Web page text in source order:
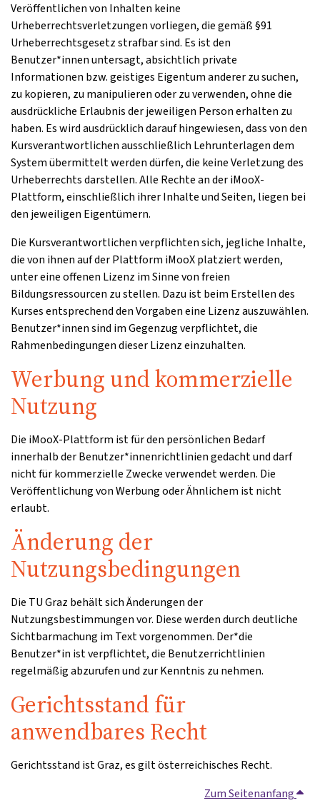
Veröffentlichen von Inhalten keine
Urheberrechtsverletzungen vorliegen, die gemäß §91
Urheberrechtsgesetz strafbar sind. Es ist den
Benutzer*innen untersagt, absichtlich private
Informationen bzw. geistiges Eigentum anderer zu suchen,
zu kopieren, zu manipulieren oder zu verwenden, ohne die
ausdrückliche Erlaubnis der jeweiligen Person erhalten zu
haben. Es wird ausdrücklich darauf hingewiesen, dass von den
Kursverantwortlichen ausschließlich Lehrunterlagen dem
System übermittelt werden dürfen, die keine Verletzung des
Urheberrechts darstellen. Alle Rechte an der iMooX-
Plattform, einschließlich ihrer Inhalte und Seiten, liegen bei
den jeweiligen Eigentümern.
Die Kursverantwortlichen verpflichten sich, jegliche Inhalte,
die von ihnen auf der Plattform iMooX platziert werden,
unter eine offenen Lizenz im Sinne von freien
Bildungsressourcen zu stellen. Dazu ist beim Erstellen des
Kurses entsprechend den Vorgaben eine Lizenz auszuwählen.
Benutzer*innen sind im Gegenzug verpflichtet, die
Rahmenbedingungen dieser Lizenz einzuhalten.
Werbung und kommerzielle
Nutzung
Die iMooX-Plattform ist für den persönlichen Bedarf
innerhalb der Benutzer*innenrichtlinien gedacht und darf
nicht für kommerzielle Zwecke verwendet werden. Die
Veröffentlichung von Werbung oder Ähnlichem ist nicht
erlaubt.
Änderung der
Nutzungsbedingungen
Die TU Graz behält sich Änderungen der
Nutzungsbestimmungen vor. Diese werden durch deutliche
Sichtbarmachung im Text vorgenommen. Der*die
Benutzer*in ist verpflichtet, die Benutzerrichtlinien
regelmäßig abzurufen und zur Kenntnis zu nehmen.
Gerichtsstand für
anwendbares Recht
Gerichtsstand ist Graz, es gilt österreichisches Recht.
Zum Seitenanfang